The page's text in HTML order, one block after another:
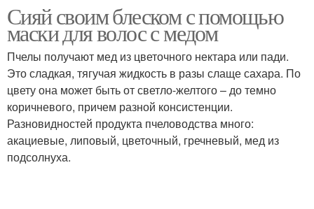
Корица для волос Детские волосы
Поврежденные волосы Маска с медом
Сияй своим блеском с помощью
маски для волос с медом
Пчелы получают мед из цветочного нектара или пади.
Это сладкая, тягучая жидкость в разы слаще сахара. По
цвету она может быть от светло-желтого – до темно
коричневого, причем разной консистенции.
Разновидностей продукта пчеловодства много:
акациевые, липовый, цветочный, гречневый, мед из
подсолнуха.